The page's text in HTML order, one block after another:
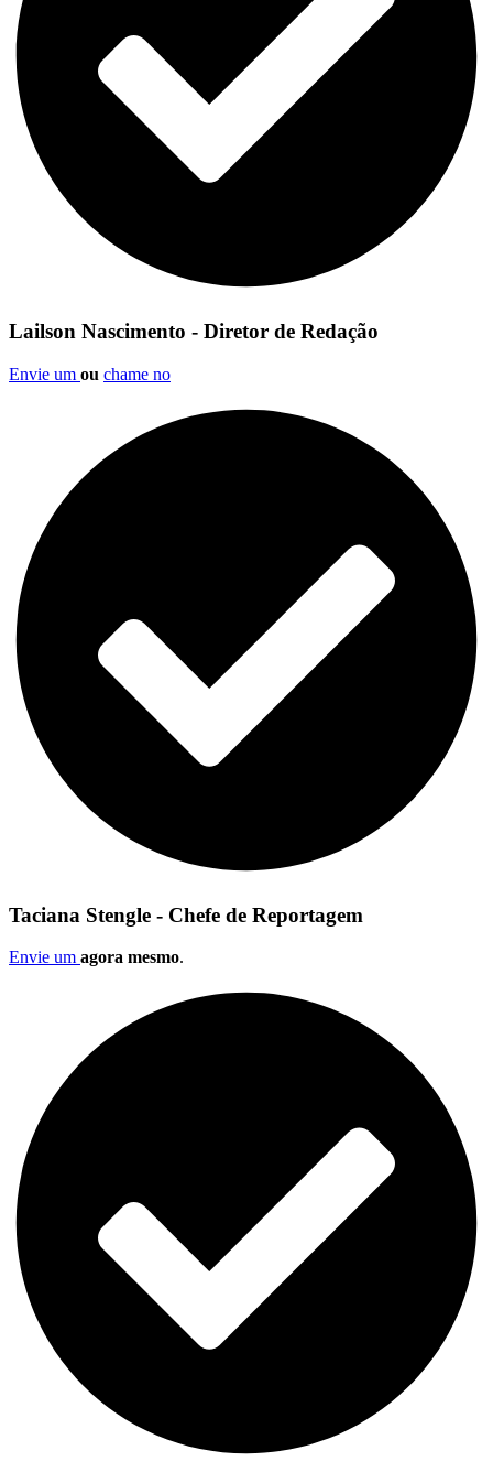
Lailson Nascimento - Diretor de Redação
Envie um ou chame no
Taciana Stengle - Chefe de Reportagem
Envie um agora mesmo.